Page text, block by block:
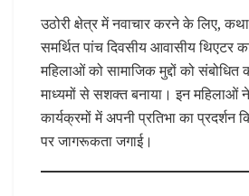
उठोरी क्षेत्र में नवाचार करने के लिए, कथा
समर्थित पांच दिवसीय आवासीय थिएटर
महिलाओं को सामाजिक मुद्दों को
माध्यमों से सशक्त बनाया। इन महिलाओं
कार्यक्रमों में अपनी प्रतिभा का
पर जागरूकता जगाई।